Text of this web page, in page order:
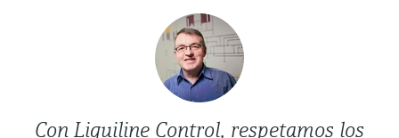
Con Liquiline Control, respetamos los